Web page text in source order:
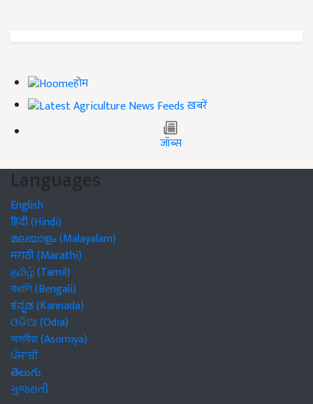
होम
ख़बरें
जॉब्स
Languages
English
हिंदी (Hindi)
മലയാളം (Malayalam)
मराठी (Marathi)
தமிழ் (Tamil)
বাঙালি (Bengali)
ಕನ್ನಡ (Kannada)
ଓଡିଆ (Odia)
অসমীয়া (Asomiya)
ਪੰਜਾਬੀ
తెలుగు
ગુજરાતી